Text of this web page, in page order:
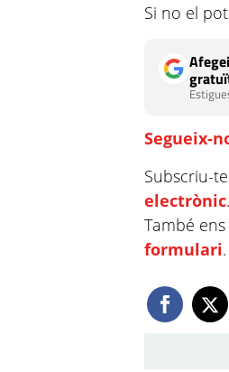
Si no el
Segueix-
Subscriu-
electrònic
També
formulari.